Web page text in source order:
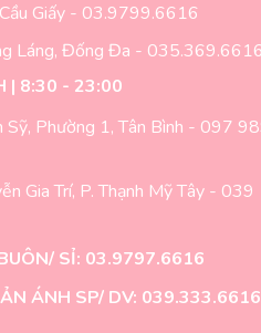
Giấy - 03.9799.6616
Láng, Đống Đa -
| 8:30 - 23:00
Sỹ, Phường 1, Tân Bình - 097
Gia Trí, P. Thạnh Mỹ Tây - 039
SỈ: 03.9797.6616
ÁNH SP/ DV: 039.333.6616